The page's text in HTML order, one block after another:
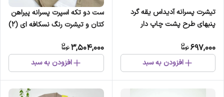
تیشرت پسرانه آدیداس یقه گرد
پنبهای طرح پشت چاپ دار
697,000
افزودن به سبد
ست دو تکه اسپرت پسرانه پیراهن
کتان و تیشرت رنگ نسکافه ای (2)
3,504,000
افزودن به سبد